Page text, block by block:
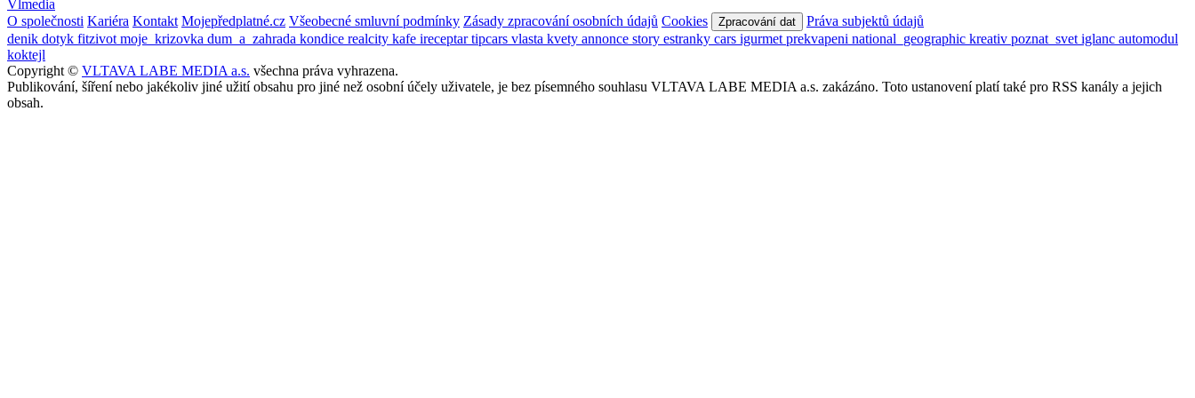
Vlmedia
O společnosti Kariéra Kontakt Mojepředplatné.cz Všeobecné smluvní podmínky Zásady zpracování osobních údajů Cookies Zpracování dat
Práva subjektů údajů
denik dotyk fitzivot moje_krizovka dum_a_zahrada kondice realcity kafe ireceptartipcars vlasta kvety annonce story estranky cars igurmet prekvapeni national_geographic kreativ poznat_svet iglanc automodul
koktejl
Copyright © VLTAVA LABE MEDIA a.s. všechna práva vyhrazena.
Publikování, šíření nebo jakékoliv jiné užití obsahu pro jiné než osobní účely uživatele, je bez písemného souhlasu VLTAVA LABE MEDIA a.s. zakázáno. Toto ustanovení platí také pro RSS kanály a jejich
obsah.